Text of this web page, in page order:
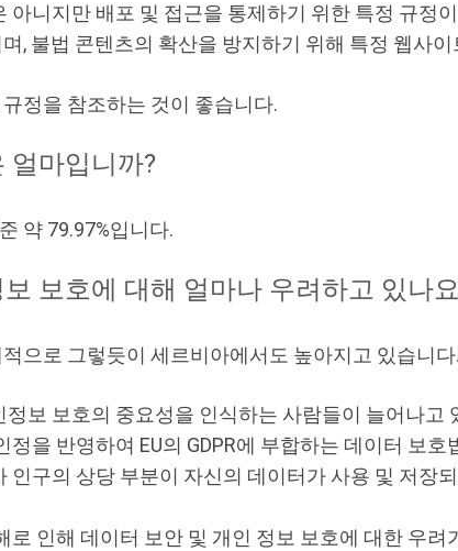
아니지만 배포 및 접근을 통제하기 위한 특정 규정
, 불법 콘텐츠의 확산을 방지하기 위해 특정 웹사
정을 참조하는 것이 좋습니다.
얼마입니까?
약 79.97%입니다.
보호에 대해 얼마나 우려하고 있나
으로 그렇듯이 세르비아에서도 높아지고 있습니
보 보호의 중요성을 인식하는 사람들이 늘어나고
을 반영하여 EU의 GDPR에 부합하는 데이터 보호
인구의 상당 부분이 자신의 데이터가 사용 및 저장
로 인해 데이터 보안 및 개인 정보 보호에 대한 우려